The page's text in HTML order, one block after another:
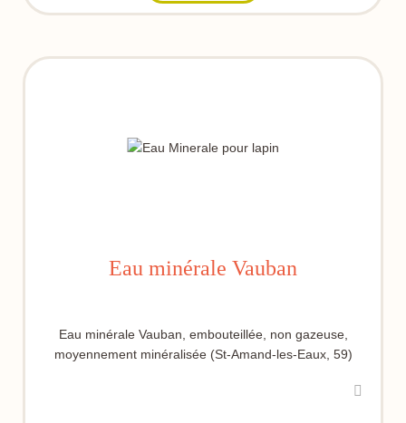
Eau minérale Vauban
Eau minérale Vauban, embouteillée, non gazeuse,
moyennement minéralisée (St-Amand-les-Eaux, 59)